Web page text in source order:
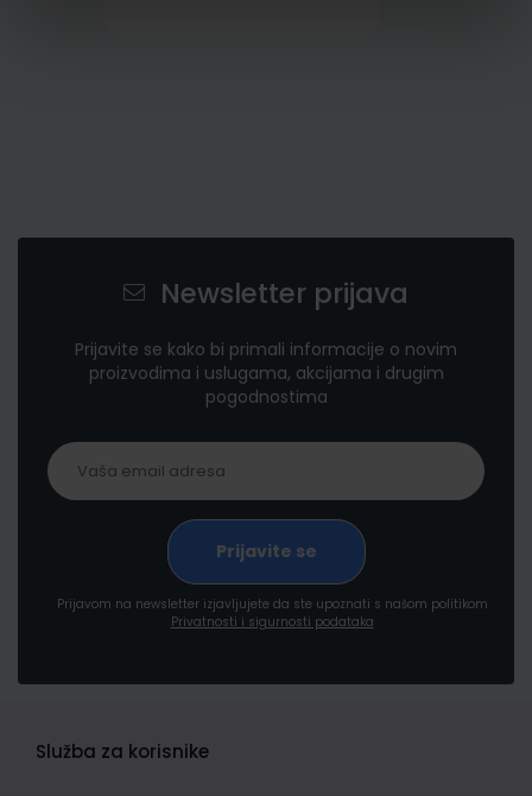
Newsletter prijava
Prijavite se kako bi primali informacije o novim
proizvodima i uslugama, akcijama i drugim
pogodnostima
Prijavom na newsletter izjavljujete da ste upoznati s našom politikom
Privatnosti i sigurnosti podataka
Služba za korisnike